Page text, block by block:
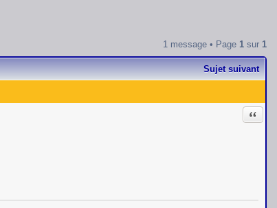
1 message • Page 1 sur 1
Sujet suivant